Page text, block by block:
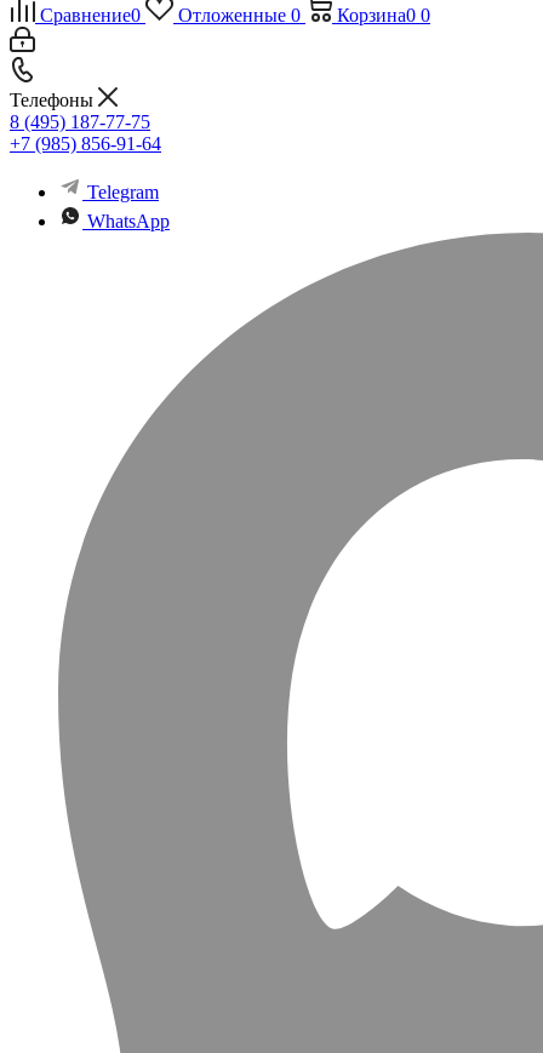
Сравнение0 Отложенные 0 Корзина0 0
Телефоны
8 (495) 187-77-75
+7 (985) 856-91-64
Telegram
WhatsApp